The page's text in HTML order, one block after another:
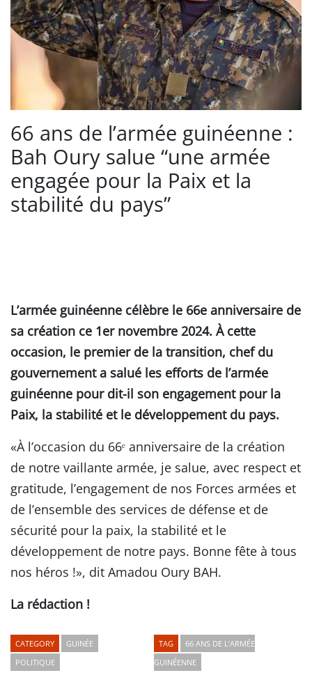
66 ans de l’armée guinéenne :
Bah Oury salue “une armée
engagée pour la Paix et la
stabilité du pays”
L’armée guinéenne célèbre le 66e anniversaire de
sa création ce 1er novembre 2024. À cette
occasion, le premier de la transition, chef du
gouvernement a salué les efforts de l’armée
guinéenne pour dit-il son engagement pour la
Paix, la stabilité et le développement du pays.
«À l’occasion du 66ᵉ anniversaire de la création
de notre vaillante armée, je salue, avec respect et
gratitude, l’engagement de nos Forces armées et
de l’ensemble des services de défense et de
sécurité pour la paix, la stabilité et le
développement de notre pays. Bonne fête à tous
nos héros !», dit Amadou Oury BAH.
La rédaction !
CATEGORY
GUINÉE
POLITIQUE
TAG
66 ANS DE L’ARMÉE
GUINÉENNE